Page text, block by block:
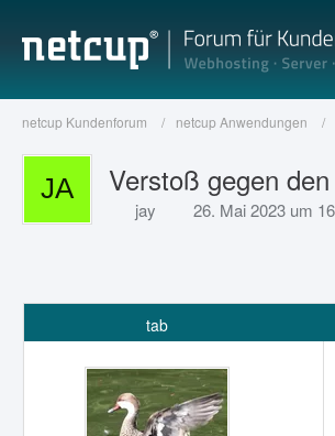
netcup Kundenforum netcup Anwendungen
Verstoß gegen
jay 26. Mai 2023 um
tab